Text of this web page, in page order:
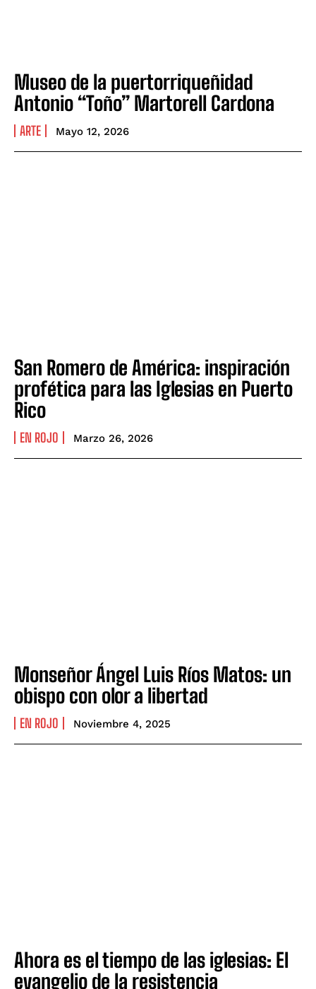
Museo de la puertorriqueñidad
Antonio “Toño” Martorell Cardona
ARTE Mayo 12, 2026
San Romero de América: inspiración
profética para las Iglesias en Puerto
Rico
EN ROJO Marzo 26, 2026
Monseñor Ángel Luis Ríos Matos: un
obispo con olor a libertad
EN ROJO Noviembre 4, 2025
Ahora es el tiempo de las iglesias: El
evangelio de la resistencia